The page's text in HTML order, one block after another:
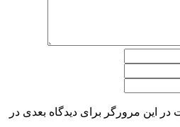
در این مرورگر برای دیدگاه بعدی در